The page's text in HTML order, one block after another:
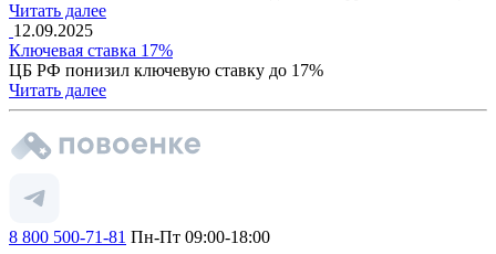
Читать далее
12.09.2025
Ключевая ставка 17%
ЦБ РФ понизил ключевую ставку до 17%
Читать далее
8 800 500-71-81 Пн-Пт 09:00-18:00